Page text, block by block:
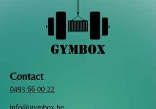
Contact
0493 66 00 22